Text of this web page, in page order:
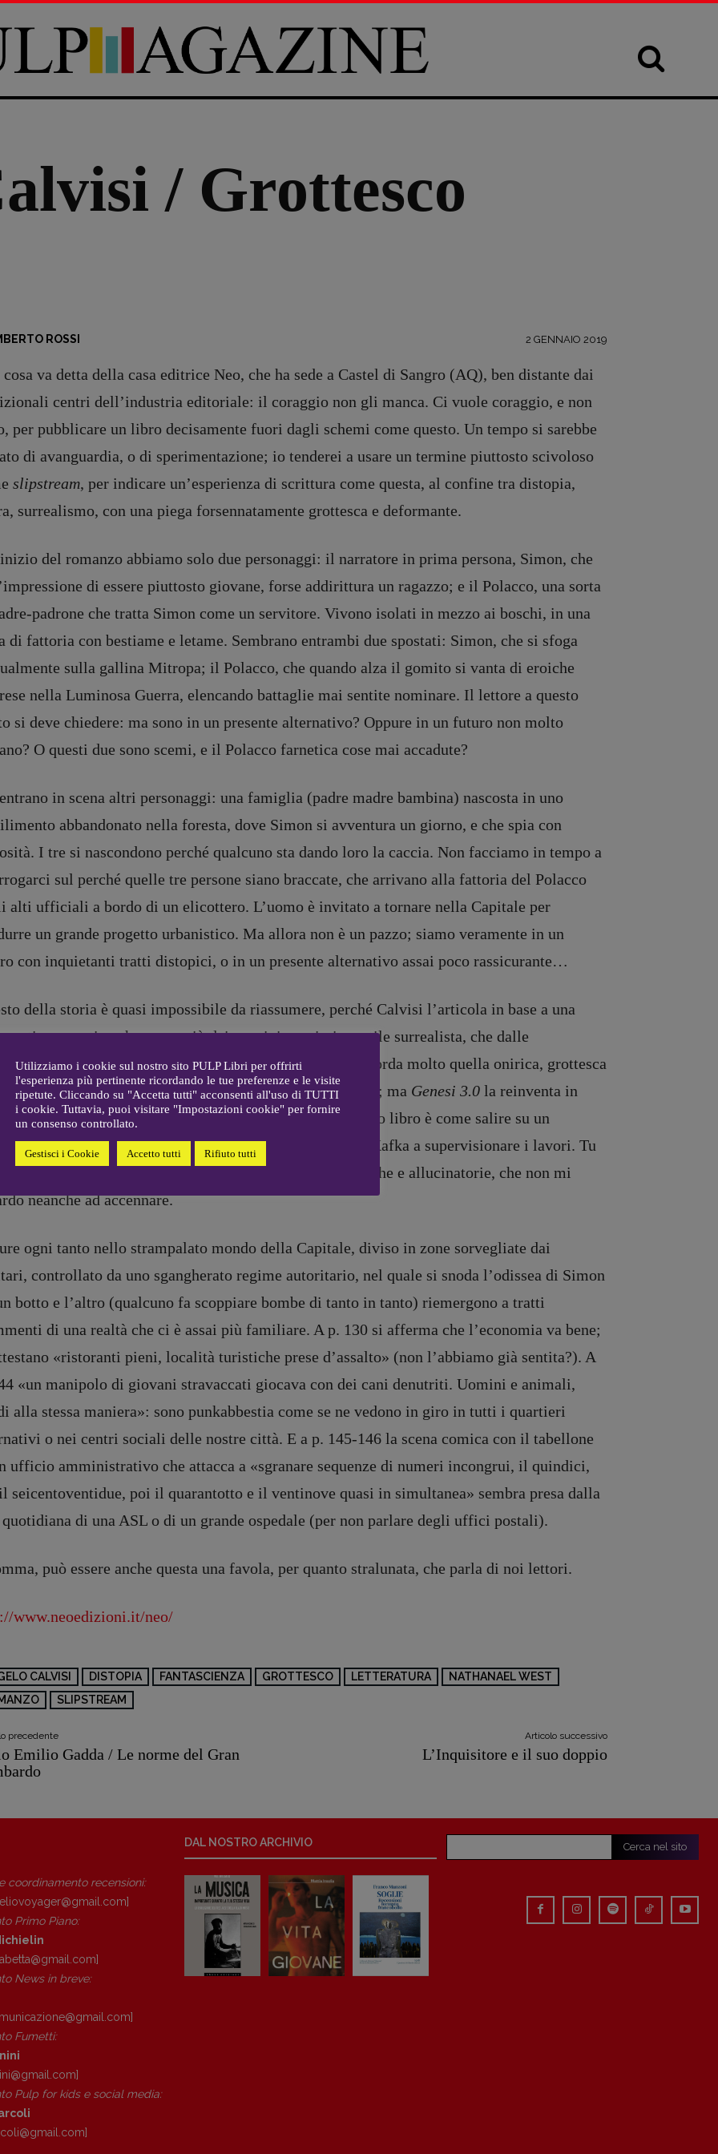
40
2022
DIRETTRICE RESPONSABILE
Antonella Marrone
Walter Catalano ,Giuseppe
Costigliola
Anna da Re
Grasso,Fabio Malagnini,
Valentina Marcoli Elisabetta
Nicole Spallina
,
recensioni:
Elio Grasso
[eliovoyager@gmail.com]
Coordinamento Primo Piano
[michielin.elisabetta@gmail.com]
Coordinamento Fumetti:
[fabio.malagnini@gmail.com]
Coordinamento Pulp for kids e
Valentina Marcoli
[valentina.marcoli@gmail. com]
ARCHIVIO E AUTORI
Tribunale Milano n° 5864/2023 – cod. fis. 97943720157 –Privacy
/ Grottesco
ROSSI 2 GENNAIO 2019
cosa va detta della casa editrice Neo, che ha sede a Castel di Sangro (AQ), ben distante dai
centri dell’industria editoriale: il coraggio non gli manca. Ci vuole coraggio, e non
per pubblicare un libro decisamente fuori dagli schemi come questo. Un tempo si sarebbe
di avanguardia, o di sperimentazione; io tenderei a usare un termine piuttosto scivoloso
slipstream, per indicare un’esperienza di scrittura come questa, al confine tra distopia,
surrealismo, con una piega forsennatamente grottesca e deformante.
del romanzo abbiamo solo due personaggi: il narratore in prima persona, Simon, che
di essere piuttosto giovane, forse addirittura un ragazzo; e il Polacco, una sorta
padrone che tratta Simon come un servitore. Vivono isolati in mezzo ai boschi, in una
di fattoria con bestiame e letame. Sembrano entrambi due spostati: Simon, che si sfoga
sulla gallina Mitropa; il Polacco, che quando alza il gomito si vanta di eroiche
nella Luminosa Guerra, elencando battaglie mai sentite nominare. Il lettore a questo
si deve chiedere: ma sono in un presente alternativo? Oppure in un futuro non molto
O questi due sono scemi, e il Polacco farnetica cose mai accadute?
in scena altri personaggi: una famiglia (padre madre bambina) nascosta in uno
abbandonato nella foresta, dove Simon si avventura un giorno, e che spia con
I tre si nascondono perché qualcuno sta dando loro la caccia. Non facciamo in tempo a
sul perché quelle tre persone siano braccate, che arrivano alla fattoria del Polacco
alti ufficiali a bordo di un elicottero. L’uomo è invitato a tornare nella Capitale per
un grande progetto urbanistico. Ma allora non è un pazzo; siamo veramente in un
con inquietanti tratti distopici, o in un presente alternativo assai poco rassicurante…
della storia è quasi impossibile da riassumere, perché Calvisi l’articola in base a una
narrativa che pesca più dai sogni, in purissimo stile surrealista, che dalle
convenzioni della distopia. E se distopia è, mi ricorda molto quella onirica, grottesca
diUn milione tondo tondo, di Nathanael West; ma Genesi 3.0 la reinventa in
decisamente italiana. Posso solo dire che leggere questo libro è come salire su un
progettato da Marco Ferreri e Buñuel, con Franz Kafka a supervisionare i lavori. Tu
poi ti lasci portare in un crescendo di situazioni grottesche e allucinatorie, che non mi
neanche ad accennare.
ogni tanto nello strampalato mondo della Capitale, diviso in zone sorvegliate dai
controllato da uno sgangherato regime autoritario, nel quale si snoda l’odissea di Simon
botto e l’altro (qualcuno fa scoppiare bombe di tanto in tanto) riemergono a tratti
di una realtà che ci è assai più familiare. A p. 130 si afferma che l’economia va bene;
«ristoranti pieni, località turistiche prese d’assalto» (non l’abbiamo già sentita?). A
«un manipolo di giovani stravaccati giocava con dei cani denutriti. Uomini e animali,
alla stessa maniera»: sono punkabbestia come se ne vedono in giro in tutti i quartieri
o nei centri sociali delle nostre città. E a p. 145-146 la scena comica con il tabellone
ufficio amministrativo che attacca a «sgranare sequenze di numeri incongrui, il quindici,
seicentoventidue, poi il quarantotto e il ventinove quasi in simultanea» sembra presa dalla
di una ASL o di un grande ospedale (per non parlare degli uffici postali).
può essere anche questa una favola, per quanto stralunata, che parla di noi lettori.
www.neoedizioni.it/neo/
CALVISI DISTOPIA FANTASCIENZA GROTTESCO LETTERATURA
NATHANAEL WEST
SLIPSTREAM
precedente
Emilio Gadda / Le norme del Gran
Articolo successivo
L’Inquisitore e il suo doppio
coordinamento recensioni:
Primo Piano:
News in breve:
com]
Fumetti:
com]
Pulp for kids e social media:
com]
DAL NOSTRO ARCHIVIO Cerca nel sito
Utilizziamo i cookie sul nostro sito PULP Libri per offrirti
l'esperienza più pertinente ricordando le tue preferenze e le visite
ripetute. Cliccando su "Accetta tutti" acconsenti all'uso di TUTTI
i cookie. Tuttavia, puoi visitare "Impostazioni cookie" per fornire
un consenso controllato.
Gestisci i Cookie Accetto tutti Rifiuto tutti